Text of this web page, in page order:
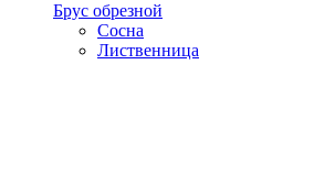
Брус обрезной
Сосна
Лиственница